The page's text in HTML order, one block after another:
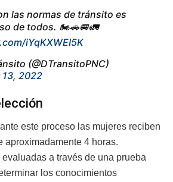
las normas de tránsito es
de todos. 🏍️🚗🚐🚛
iYqKXWEI5K
(@DTransitoPNC)
13, 2022
este proceso las mujeres reciben
aproximadamente 4 horas.
a través de una prueba
los conocimientos